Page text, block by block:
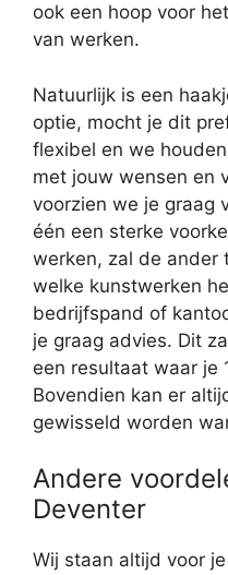
ook een hoop voor
van werken.
Natuurlijk is een
optie, mocht je dit
flexibel en we
met jouw wensen en
voorzien we je graag
één een sterke
werken, zal de ander
welke kunstwerken
bedrijfspand of
je graag advies. Dit
een resultaat waar je
Bovendien kan er
gewisseld worden
Andere
Deventer
Wij staan altijd voor